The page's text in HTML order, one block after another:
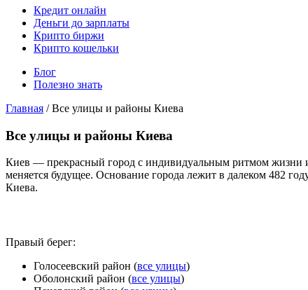
Кредит онлайн
Деньги до зарплаты
Крипто биржи
Крипто кошельки
Блог
Полезно знать
Главная / Все улицы и районы Киева
Все улицы и районы Киева
Киев — прекрасный город с индивидуальным ритмом жизни и
меняется будущее. Основание города лежит в далеком 482
Киева.
Правый берег:
Голосеевский район (все улицы)
Оболонский район (все улицы)